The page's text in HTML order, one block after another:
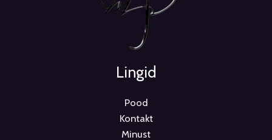
Lingid
Pood
Kontakt
Minust